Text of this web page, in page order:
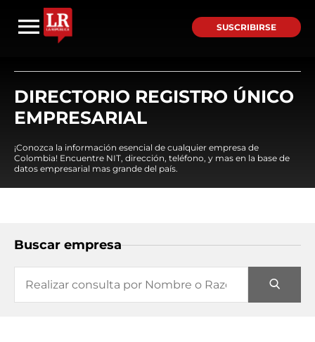
SUSCRIBIRSE
DIRECTORIO REGISTRO ÚNICO
EMPRESARIAL
¡Conozca la información esencial de cualquier empresa de
Colombia! Encuentre NIT, dirección, teléfono, y mas en la base de
datos empresarial mas grande del país.
Buscar empresa